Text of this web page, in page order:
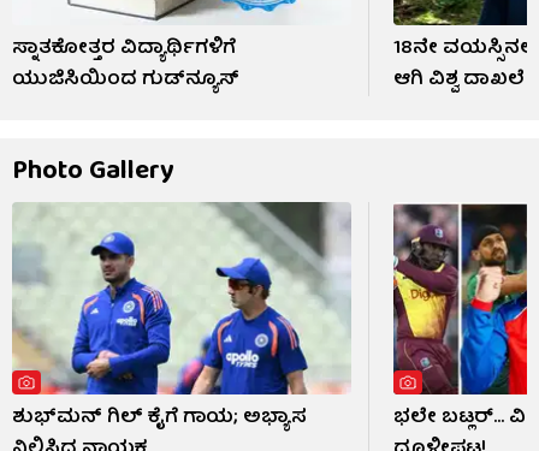
ಸ್ನಾತಕೋತ್ತರ ವಿದ್ಯಾರ್ಥಿಗಳಿಗೆ
ಯುಜಿಸಿಯಿಂದ ಗುಡ್​​ನ್ಯೂಸ್​
18ನೇ
ಆಗಿ ವಿಶ್ವ
Photo Gallery
ಶುಭ್​ಮನ್ ಗಿಲ್ ಕೈಗೆ ಗಾಯ; ಅಭ್ಯಾಸ
ಭಲೇ ಬಟ್ಲರ್...